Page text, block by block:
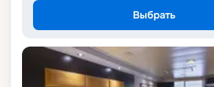
Выбрать